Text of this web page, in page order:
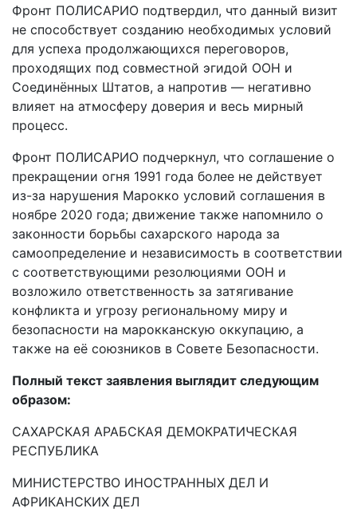
Фронт ПОЛИСАРИО подтвердил, что данный визит
не способствует созданию необходимых условий
для успеха продолжающихся переговоров,
проходящих под совместной эгидой ООН и
Соединённых Штатов, а напротив — негативно
влияет на атмосферу доверия и весь мирный
процесс.
Фронт ПОЛИСАРИО подчеркнул, что соглашение о
прекращении огня 1991 года более не действует
из-за нарушения Марокко условий соглашения в
ноябре 2020 года; движение также напомнило о
законности борьбы сахарского народа за
самоопределение и независимость в соответствии
с соответствующими резолюциями ООН и
возложило ответственность за затягивание
конфликта и угрозу региональному миру и
безопасности на марокканскую оккупацию, а
также на её союзников в Совете Безопасности.
Полный текст заявления выглядит следующим
образом:
САХАРСКАЯ АРАБСКАЯ ДЕМОКРАТИЧЕСКАЯ
РЕСПУБЛИКА
МИНИСТЕРСТВО ИНОСТРАННЫХ ДЕЛ И
АФРИКАНСКИХ ДЕЛ